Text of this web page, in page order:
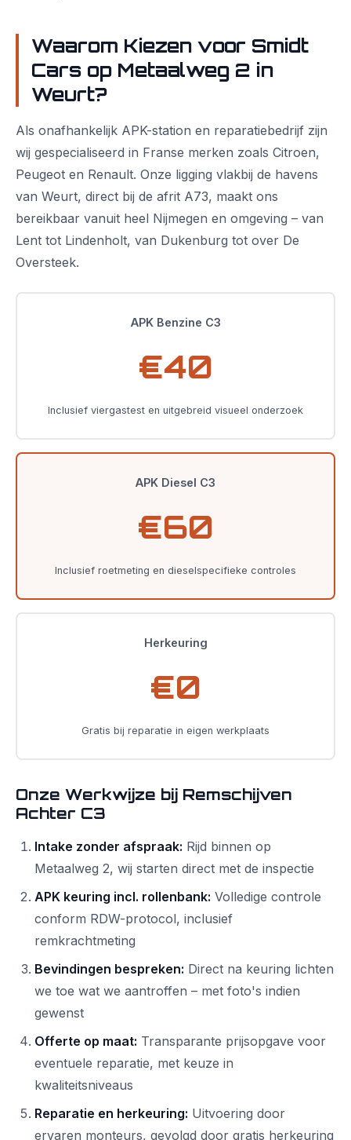
Waarom Kiezen voor Smidt
Cars op Metaalweg 2 in
Weurt?
Als onafhankelijk APK-station en reparatiebedrijf zijn
wij gespecialiseerd in Franse merken zoals Citroen,
Peugeot en Renault. Onze ligging vlakbij de havens
van Weurt, direct bij de afrit A73, maakt ons
bereikbaar vanuit heel Nijmegen en omgeving – van
Lent tot Lindenholt, van Dukenburg tot over De
Oversteek.
APK Benzine C3
€40
Inclusief viergastest en uitgebreid visueel onderzoek
APK Diesel C3
€60
Inclusief roetmeting en dieselspecifieke controles
Herkeuring
€0
Gratis bij reparatie in eigen werkplaats
Onze Werkwijze bij Remschijven
Achter C3
Intake zonder afspraak: Rijd binnen op
Metaalweg 2, wij starten direct met de inspectie
APK keuring incl. rollenbank: Volledige controle
conform RDW-protocol, inclusief
remkrachtmeting
Bevindingen bespreken: Direct na keuring lichten
we toe wat we aantroffen – met foto's indien
gewenst
Offerte op maat: Transparante prijsopgave voor
eventuele reparatie, met keuze in
kwaliteitsniveaus
Reparatie en herkeuring: Uitvoering door
ervaren monteurs, gevolgd door gratis herkeuring